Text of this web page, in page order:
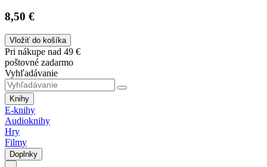
8,50 €
Vložiť do košíka
Pri nákupe nad 49 €
poštovné zadarmo
Vyhľadávanie
Knihy
E-knihy
Audioknihy
Hry
Filmy
Doplnky